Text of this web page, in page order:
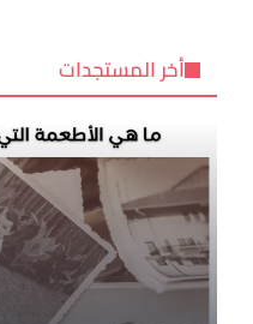
أخر المستجدات